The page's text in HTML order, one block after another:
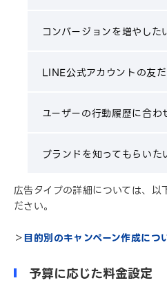
コンバージョンを増やした
LINE公式アカウントの友
ユーザーの行動履歴に合
ブランドを知ってもらいた
広告タイプの詳細については、以
ださい。
＞目的別のキャンペーン作成につ
予算に応じた料金設定